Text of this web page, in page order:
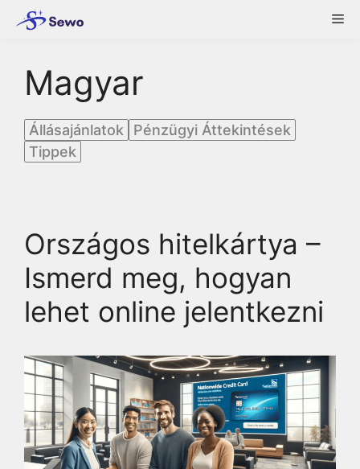
Magyar
Állásajánlatok
Pénzügyi Áttekintések
Tippek
Országos hitelkártya –
Ismerd meg, hogyan
lehet online jelentkezni